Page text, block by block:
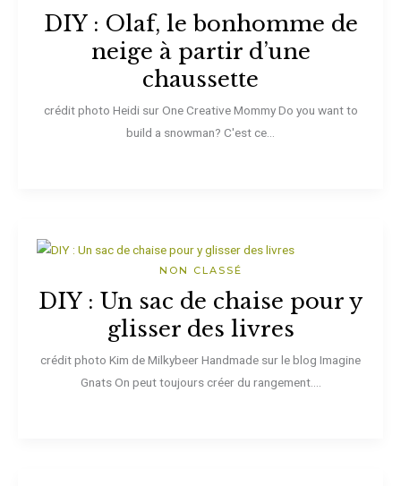
DIY : Olaf, le bonhomme de
neige à partir d’une
chaussette
crédit photo Heidi sur One Creative Mommy Do you want to
build a snowman? C'est ce...
NON CLASSÉ
DIY : Un sac de chaise pour y
glisser des livres
crédit photo Kim de Milkybeer Handmade sur le blog Imagine
Gnats On peut toujours créer du rangement....